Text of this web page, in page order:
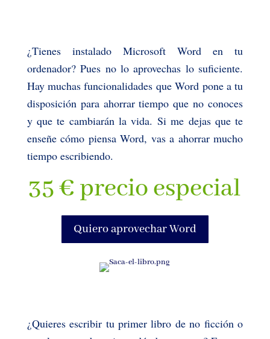
¿Tienes instalado Microsoft Word en tu
ordenador? Pues no lo aprovechas lo suficiente.
Hay muchas funcionalidades que Word pone a tu
disposición para ahorrar tiempo que no conoces
y que te cambiarán la vida. Si me dejas que te
enseñe cómo piensa Word, vas a ahorrar mucho
tiempo escribiendo.
35 € precio especial
Quiero aprovechar Word
¿Quieres escribir tu primer libro de no ficción o